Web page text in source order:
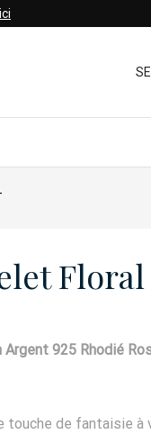
Floral
Argent 925 Rhodié
touche de fantaisie